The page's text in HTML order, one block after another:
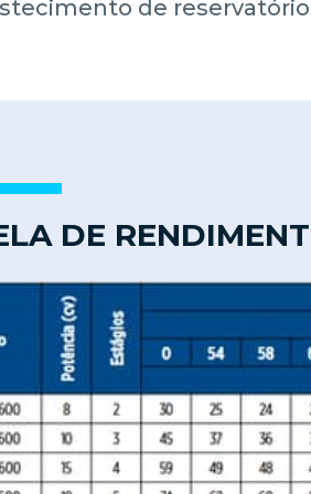
de
DE